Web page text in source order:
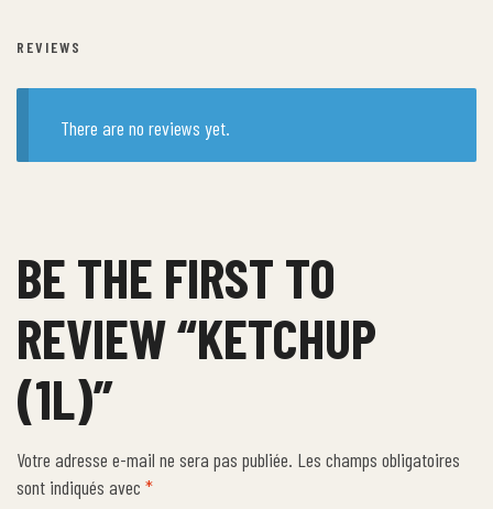
REVIEWS
There are no reviews yet.
BE THE FIRST TO
REVIEW “KETCHUP
(1L)”
Votre adresse e-mail ne sera pas publiée. Les champs obligatoires
sont indiqués avec *